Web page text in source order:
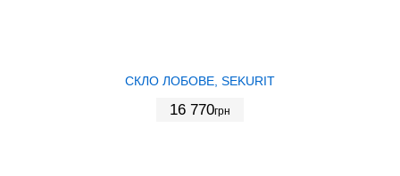
СКЛО ЛОБОВЕ, SEKURIT
16 770грн